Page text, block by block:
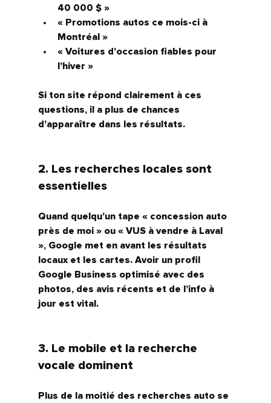
40 000 $ »
« Promotions autos ce mois-ci à
Montréal »
« Voitures d’occasion fiables pour
l’hiver »
Si ton site répond clairement à ces
questions, il a plus de chances
d’apparaître dans les résultats.
2. Les recherches locales sont
essentielles
Quand quelqu’un tape « concession auto
près de moi » ou « VUS à vendre à Laval
», Google met en avant les résultats
locaux et les cartes. Avoir un profil
Google Business optimisé avec des
photos, des avis récents et de l’info à
jour est vital.
3. Le mobile et la recherche
vocale dominent
Plus de la moitié des recherches auto se